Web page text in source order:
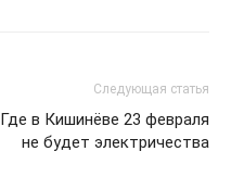
Следующая статья
Где в Кишинёве 23 февраля
не будет электричества